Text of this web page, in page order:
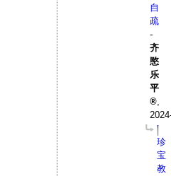
自
疏
-
齐
愍
乐
平
,
།
珍
宝
教